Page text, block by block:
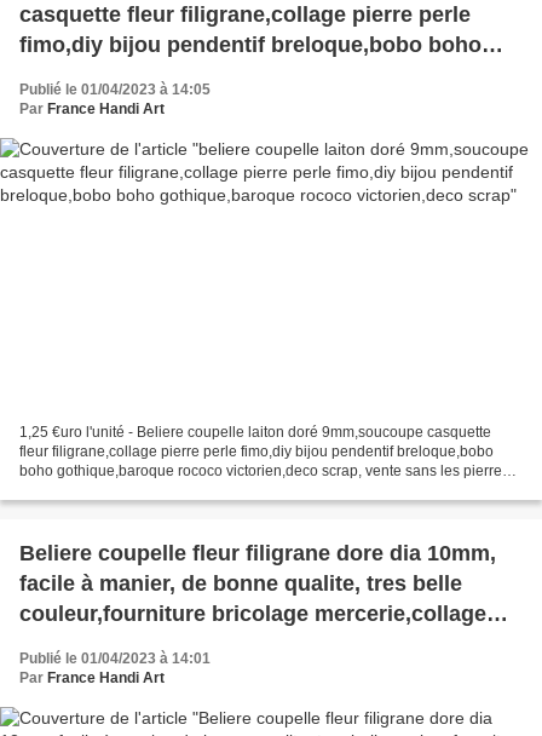
casquette fleur filigrane,collage pierre perle
fimo,diy bijou pendentif breloque,bobo boho
Publié le 01/04/2023 à 14:05
Par France Handi Art
1,25 €uro l'unité - Beliere coupelle laiton doré 9mm,soucoupe casquette
fleur filigrane,collage pierre perle fimo,diy bijou pendentif breloque,bobo
boho gothique,baroque rococo victorien,deco scrap, vente sans les pierres,
Beliere coupelle fleur filigrane dore dia 10mm,
facile à manier, de bonne qualite, tres belle
couleur,fourniture bricolage mercerie,collage
pierre perle sans trou,diy bijou boho bobo
gothique,baroque rococo fantastique,ateliers du
Publié le 01/04/2023 à 14:01
Par France Handi Art